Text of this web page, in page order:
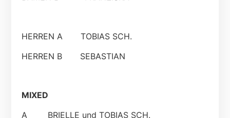
HERREN A TOBIAS SCH.
HERREN B SEBASTIAN
MIXED
A BRIELLE und TOBIAS SCH.